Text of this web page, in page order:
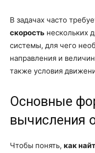
В задачах часто
скорость нескольких
системы, для чего
направления и
также условия
Основные
вычисления
Чтобы понять, как